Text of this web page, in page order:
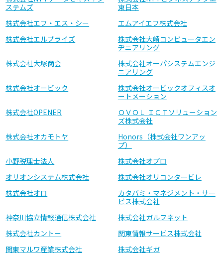
ステムズ
東日本
株式会社エフ・エス・シー
エムアイエフ株式会社
株式会社エルプライズ
株式会社大崎コンピュータエン
ヂニアリング
株式会社大塚商会
株式会社オーパシステムエンジ
ニアリング
株式会社オービック
株式会社オービックオフィスオ
ートメーション
株式会社OPENER
ＯＶＯＬ ＩＣＴソリューション
ズ株式会社
株式会社オカモトヤ
Honors（株式会社ワンアッ
プ）
小野税理士法人
株式会社オプロ
オリオンシステム株式会社
株式会社オリコンタービレ
株式会社オロ
カタバミ・マネジメント・サー
ビス株式会社
神奈川協立情報通信株式会社
株式会社ガルフネット
株式会社カントー
関東情報サービス株式会社
関東マルワ産業株式会社
株式会社ギガ